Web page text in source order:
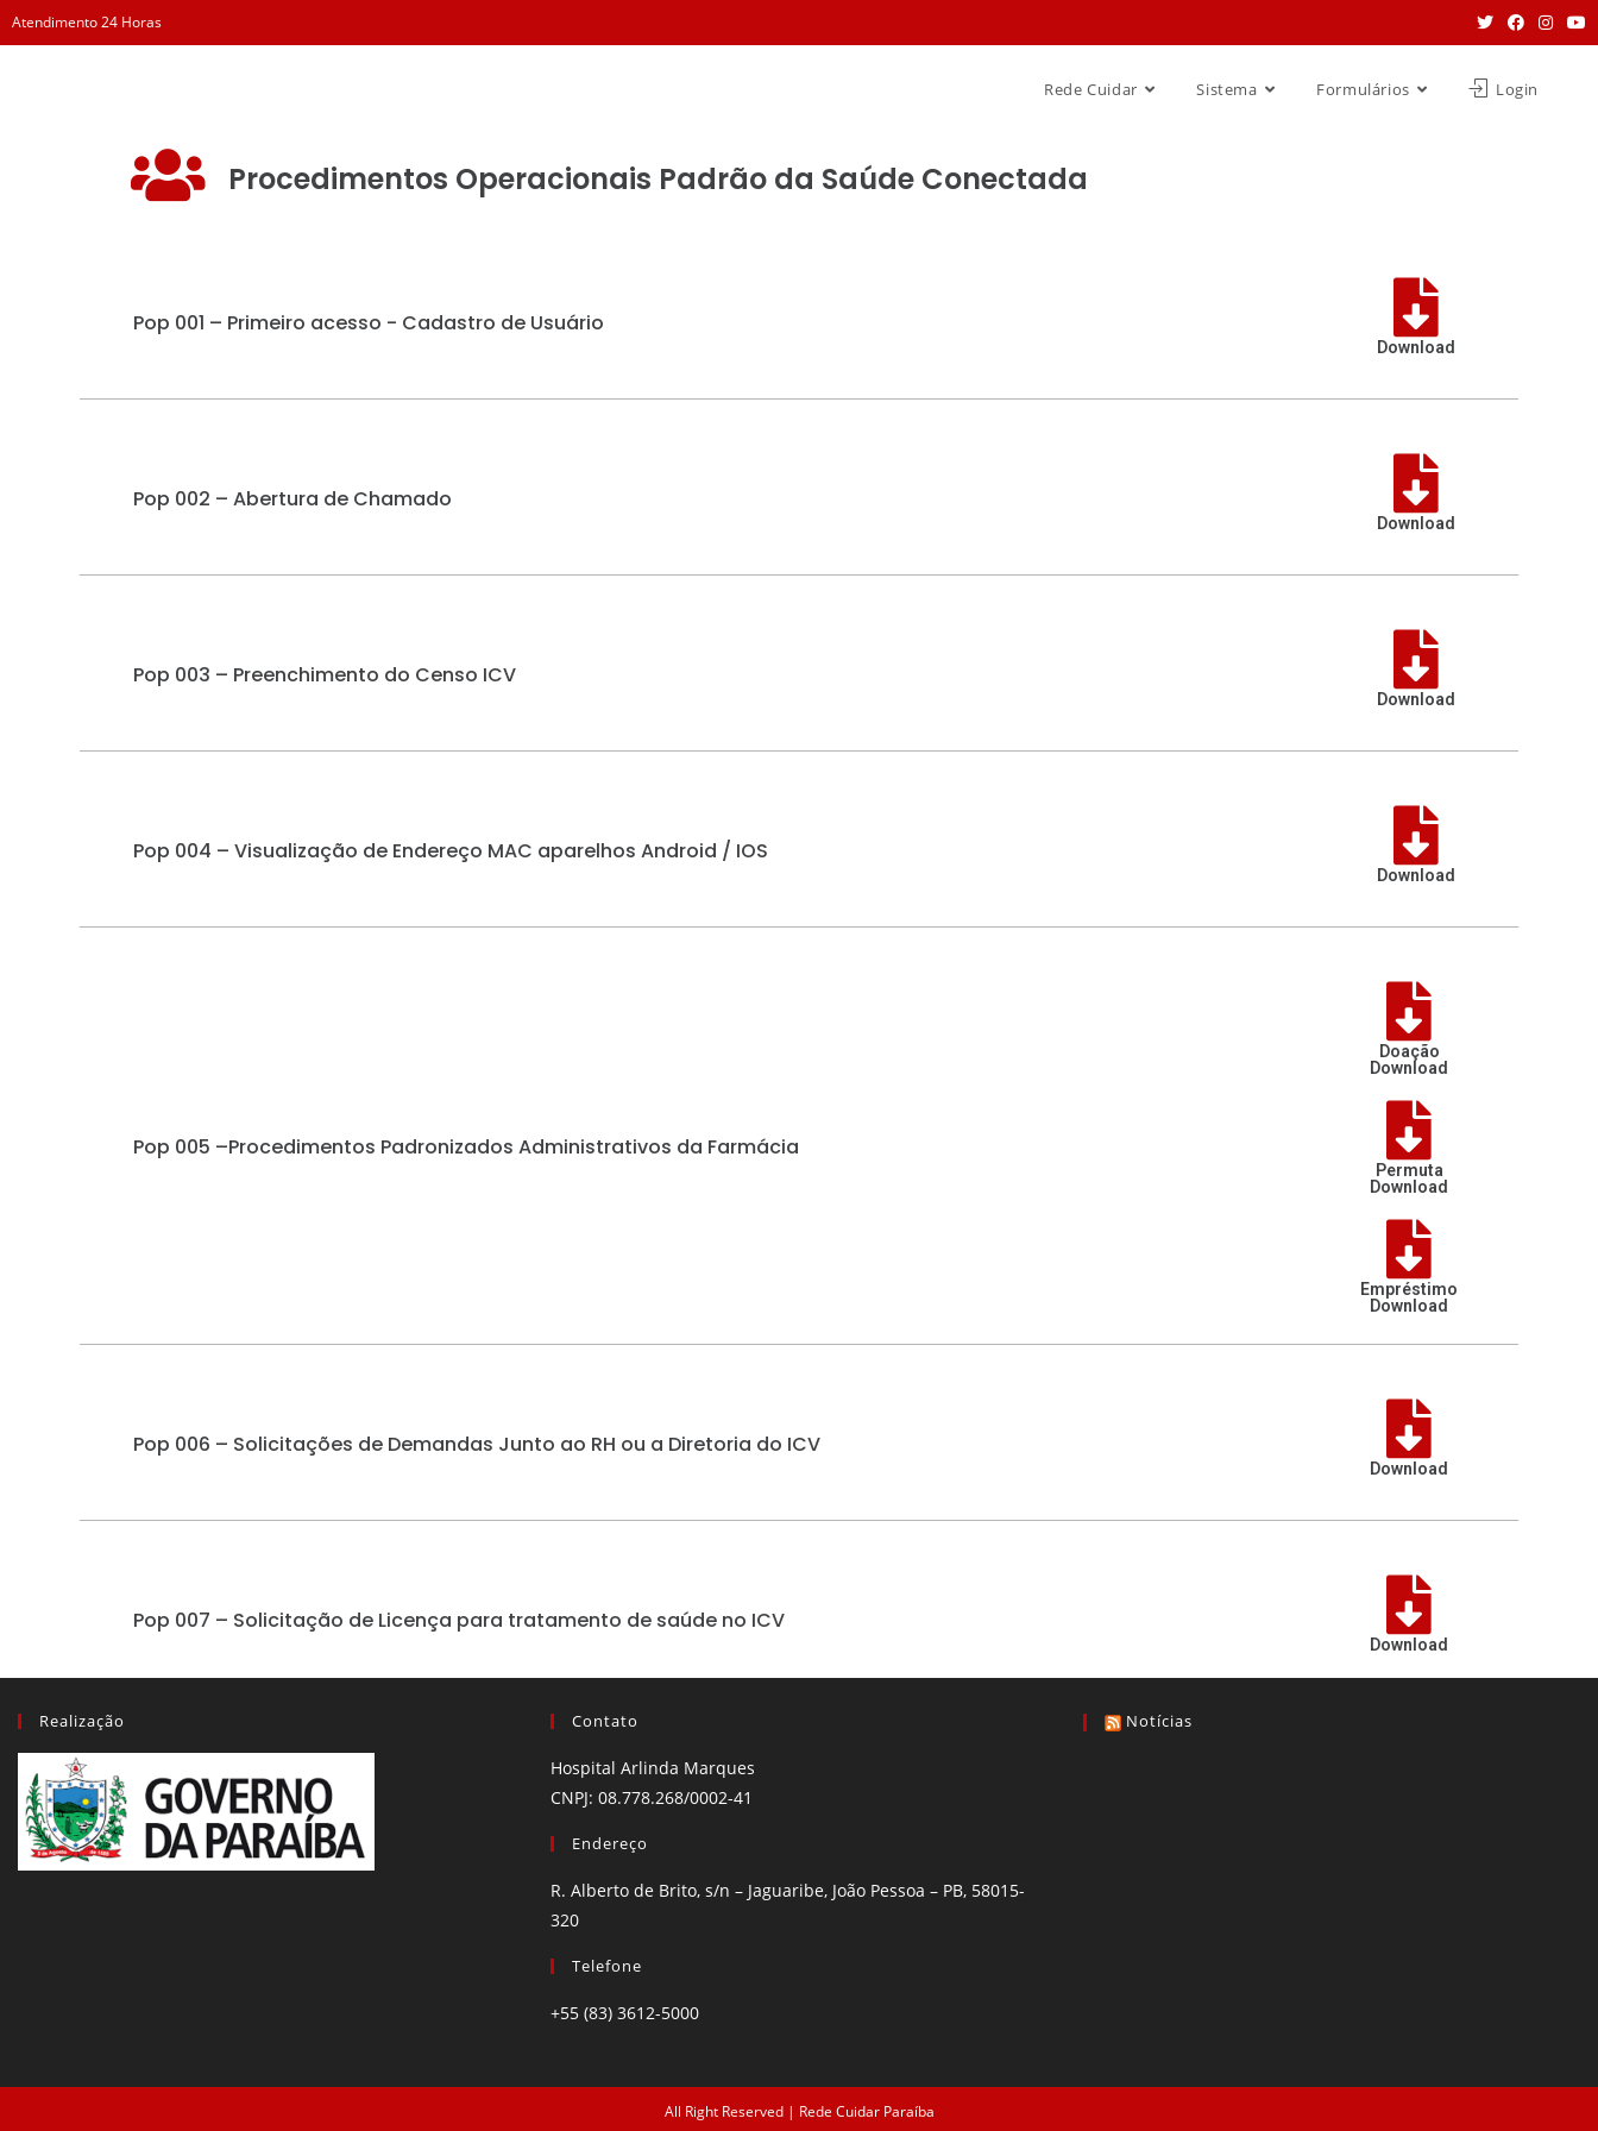
Atendimento 24 Horas
Rede Cuidar Sistema Formulários Login
Procedimentos Operacionais Padrão da Saúde Conectada
Pop 001 – Primeiro acesso - Cadastro de Usuário
Download
Pop 002 – Abertura de Chamado
Download
Pop 003 – Preenchimento do Censo ICV
Download
Pop 004 – Visualização de Endereço MAC aparelhos Android / IOS
Download
Doação
Download
Pop 005 –Procedimentos Padronizados Administrativos da Farmácia
Permuta
Download
Empréstimo
Download
Pop 006 – Solicitações de Demandas Junto ao RH ou a Diretoria do ICV
Download
Pop 007 – Solicitação de Licença para tratamento de saúde no ICV
Download
Realização Contato
Hospital Arlinda Marques
CNPJ: 08.778.268/0002-41
Endereço
R. Alberto de Brito, s/n – Jaguaribe, João Pessoa – PB, 58015-
320
Telefone
+55 (83) 3612-5000
Notícias
All Right Reserved | Rede Cuidar Paraíba